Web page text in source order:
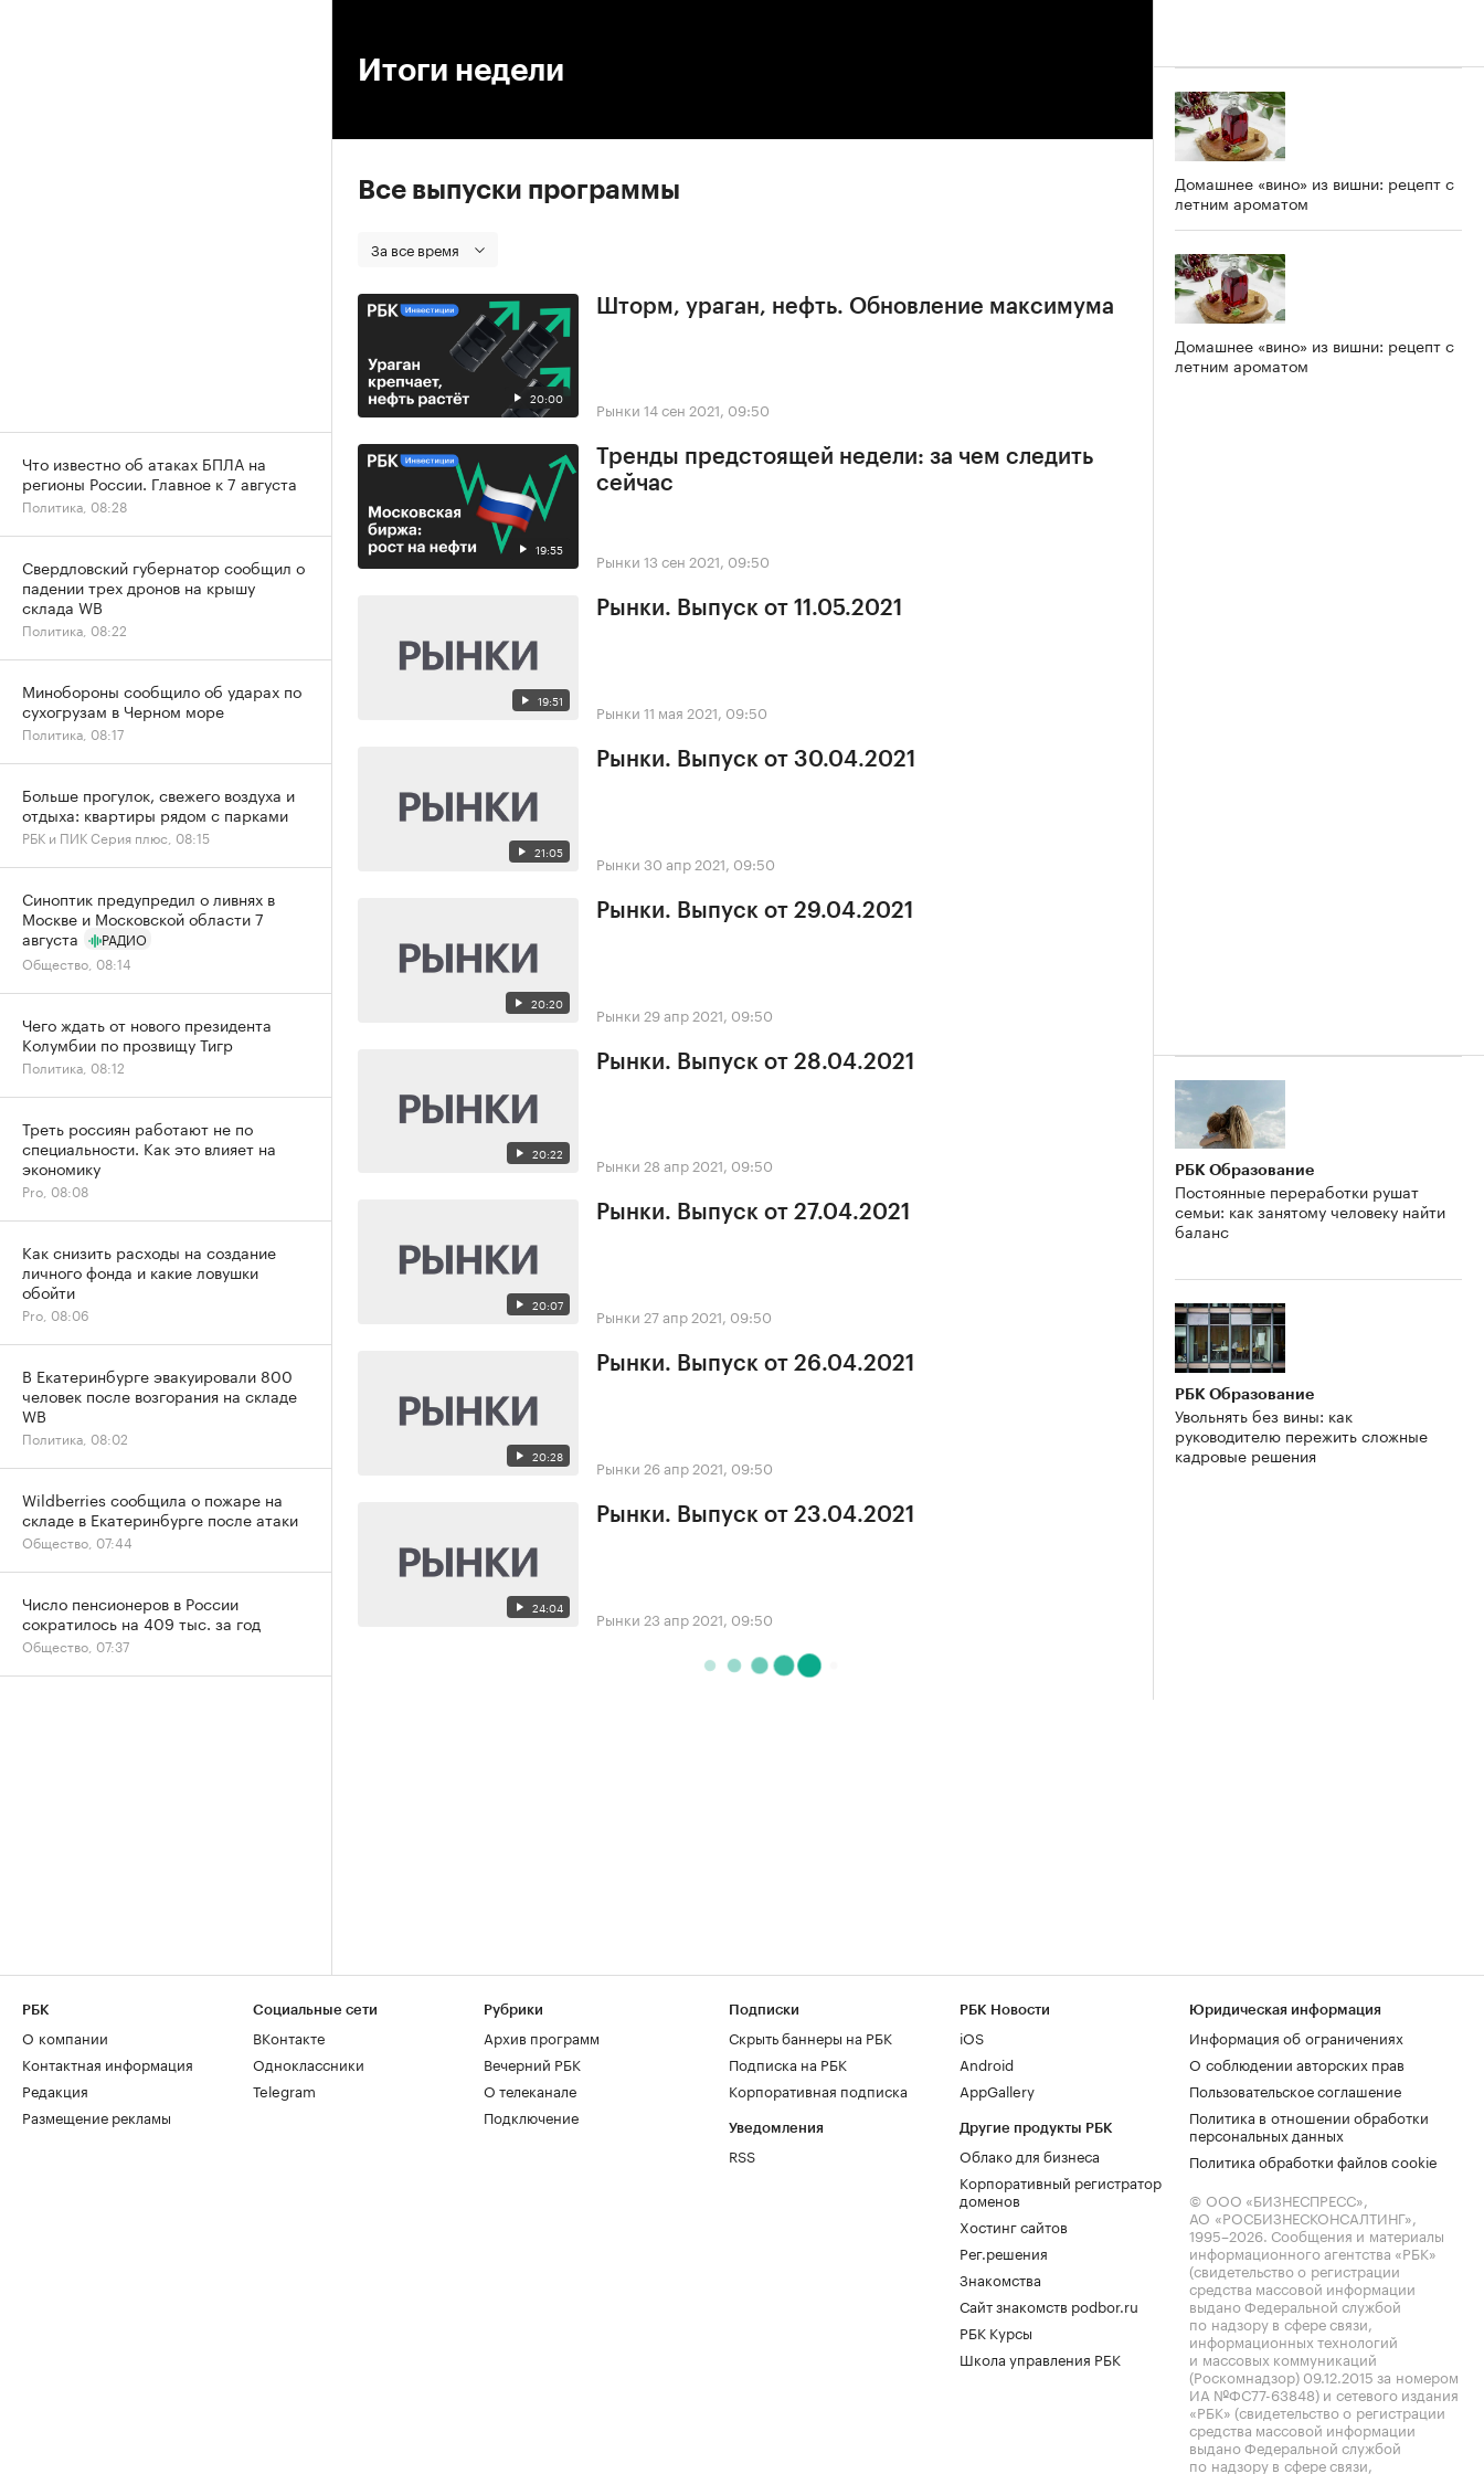
Итоги недели
Все выпуски программы
За все время
20:00
Шторм, ураган, нефть. Обновление максимума
Рынки 14 сен 2021, 09:50
19:55
Тренды предстоящей недели: за чем следить
сейчас
Рынки 13 сен 2021, 09:50
19:51
Рынки. Выпуск от 11.05.2021
Рынки 11 мая 2021, 09:50
21:05
Рынки. Выпуск от 30.04.2021
Рынки 30 апр 2021, 09:50
20:20
Рынки. Выпуск от 29.04.2021
Рынки 29 апр 2021, 09:50
20:22
Рынки. Выпуск от 28.04.2021
Рынки 28 апр 2021, 09:50
20:07
Рынки. Выпуск от 27.04.2021
Рынки 27 апр 2021, 09:50
20:28
Рынки. Выпуск от 26.04.2021
Рынки 26 апр 2021, 09:50
24:04
Рынки. Выпуск от 23.04.2021
Рынки 23 апр 2021, 09:50
Домашнее «вино» из вишни: рецепт с
летним ароматом
Домашнее «вино» из вишни: рецепт с
летним ароматом
РБК Образование
Постоянные переработки рушат
семьи: как занятому человеку найти
баланс
РБК Образование
Увольнять без вины: как
руководителю пережить сложные
кадровые решения
Что известно об атаках БПЛА на
регионы России. Главное к 7 августа
Политика, 08:28
Свердловский губернатор сообщил о
падении трех дронов на крышу
склада WB
Политика, 08:22
Минобороны сообщило об ударах по
сухогрузам в Черном море
Политика, 08:17
Больше прогулок, свежего воздуха и
отдыха: квартиры рядом с парками
РБК и ПИК Серия плюс, 08:15
Синоптик предупредил о ливнях в
Москве и Московской области 7
августа
РАДИО
Общество, 08:14
Чего ждать от нового президента
Колумбии по прозвищу Тигр
Политика, 08:12
Треть россиян работают не по
специальности. Как это влияет на
экономику
Pro, 08:08
Как снизить расходы на создание
личного фонда и какие ловушки
обойти
Pro, 08:06
В Екатеринбурге эвакуировали 800
человек после возгорания на складе
WB
Политика, 08:02
Wildberries сообщила о пожаре на
складе в Екатеринбурге после атаки
Общество, 07:44
Число пенсионеров в России
сократилось на 409 тыс. за год
Общество, 07:37
РБК
О компании
Контактная информация
Редакция
Размещение рекламы
Социальные сети
ВКонтакте
Одноклассники
Telegram
Рубрики
Архив программ
Вечерний РБК
О телеканале
Подключение
Подписки
Скрыть баннеры на РБК
Подписка на РБК
Корпоративная подписка
Уведомления
RSS
РБК Новости
iOS
Android
AppGallery
Другие продукты РБК
Облако для бизнеса
Корпоративный регистратор
доменов
Хостинг сайтов
Рег.решения
Знакомства
Сайт знакомств podbor.ru
РБК Курсы
Школа управления РБК
Юридическая информация
Информация об ограничениях
О соблюдении авторских прав
Пользовательское соглашение
Политика в отношении обработки
персональных данных
Политика обработки файлов cookie
© ООО «БИЗНЕСПРЕСС»,
АО «РОСБИЗНЕСКОНСАЛТИНГ»,
1995–2026. Сообщения и материалы
информационного агентства «РБК»
(свидетельство о регистрации
средства массовой информации
выдано Федеральной службой
по надзору в сфере связи,
информационных технологий
и массовых коммуникаций
(Роскомнадзор) 09.12.2015 за номером
ИА №ФС77-63848) и сетевого издания
«РБК» (свидетельство о регистрации
средства массовой информации
выдано Федеральной службой
по надзору в сфере связи,